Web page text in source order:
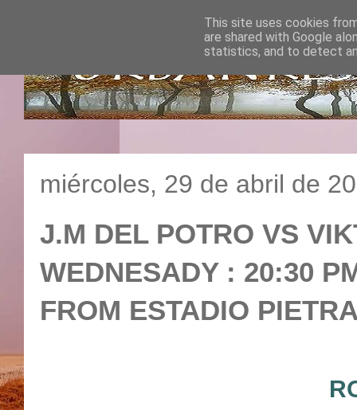
miércoles, 29 de abril de
J.M DEL POTRO VS
WEDNESADY : 20:30
FROM ESTADIO
This site uses cookies
are shared with Google
statistics, and to detect